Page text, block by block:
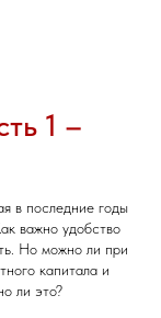
1 –
в последние годы
важно удобство
Но можно ли при
капитала и
ли это?